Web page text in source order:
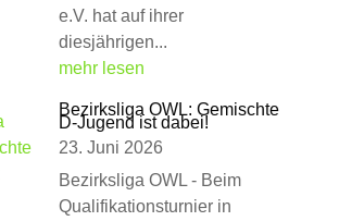
e.V. hat auf ihrer
diesjährigen...
mehr lesen
Bezirksliga OWL: Gemischte
D-Jugend ist dabei!
23. Juni 2026
Bezirksliga OWL - Beim
Qualifikationsturnier in